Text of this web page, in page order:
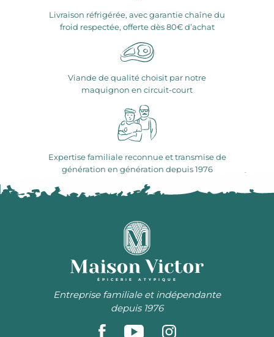
Livraison réfrigérée, avec garantie chaîne du
froid respectée, offerte dès 80€ d’achat
Viande de qualité choisit par notre
maquignon en circuit-court
Expertise familiale reconnue et transmise de
génération en génération depuis 1976
ÉPICERIE ATYPIQUE
Entreprise familiale et indépendante
depuis 1976